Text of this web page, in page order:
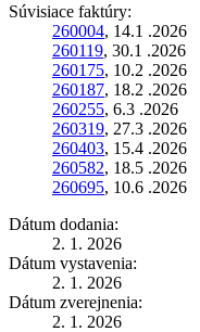
Súvisiace faktúry:
260004, 14.1 .2026
260119, 30.1 .2026
260175, 10.2 .2026
260187, 18.2 .2026
260255, 6.3 .2026
260319, 27.3 .2026
260403, 15.4 .2026
260582, 18.5 .2026
260695, 10.6 .2026
Dátum dodania:
2. 1. 2026
Dátum vystavenia:
2. 1. 2026
Dátum zverejnenia:
2. 1. 2026